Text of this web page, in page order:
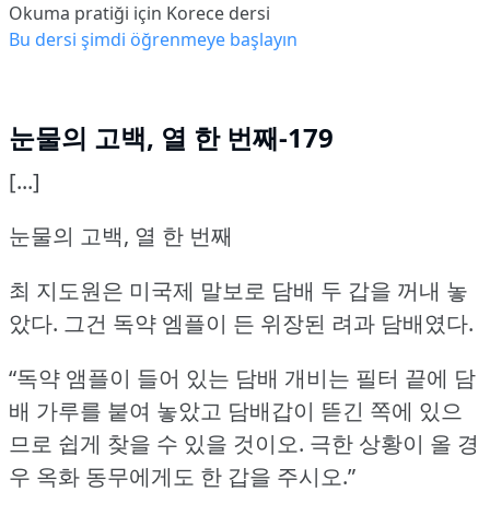
Okuma pratiği için Korece dersi
Bu dersi şimdi öğrenmeye başlayın
눈물의 고백, 열 한 번째-179
[...]
눈물의 고백, 열 한 번째
최 지도원은 미국제 말보로 담배 두 갑을 꺼내 놓
았다. 그건 독약 엠플이 든 위장된 려과 담배였다.
“독약 앰플이 들어 있는 담배 개비는 필터 끝에 담
배 가루를 붙여 놓았고 담배갑이 뜯긴 쪽에 있으
므로 쉽게 찾을 수 있을 것이오. 극한 상황이 올 경
우 옥화 동무에게도 한 갑을 주시오.”